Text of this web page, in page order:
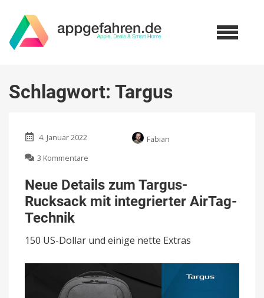
Schlagwort: Targus
4. Januar 2022
Fabian
3 Kommentare
Details
zum
Targus-
integrierter
AirTag-
Neue Details zum Targus-
Rucksack mit integrierter AirTag-
Technik
150 US-Dollar und einige nette Extras